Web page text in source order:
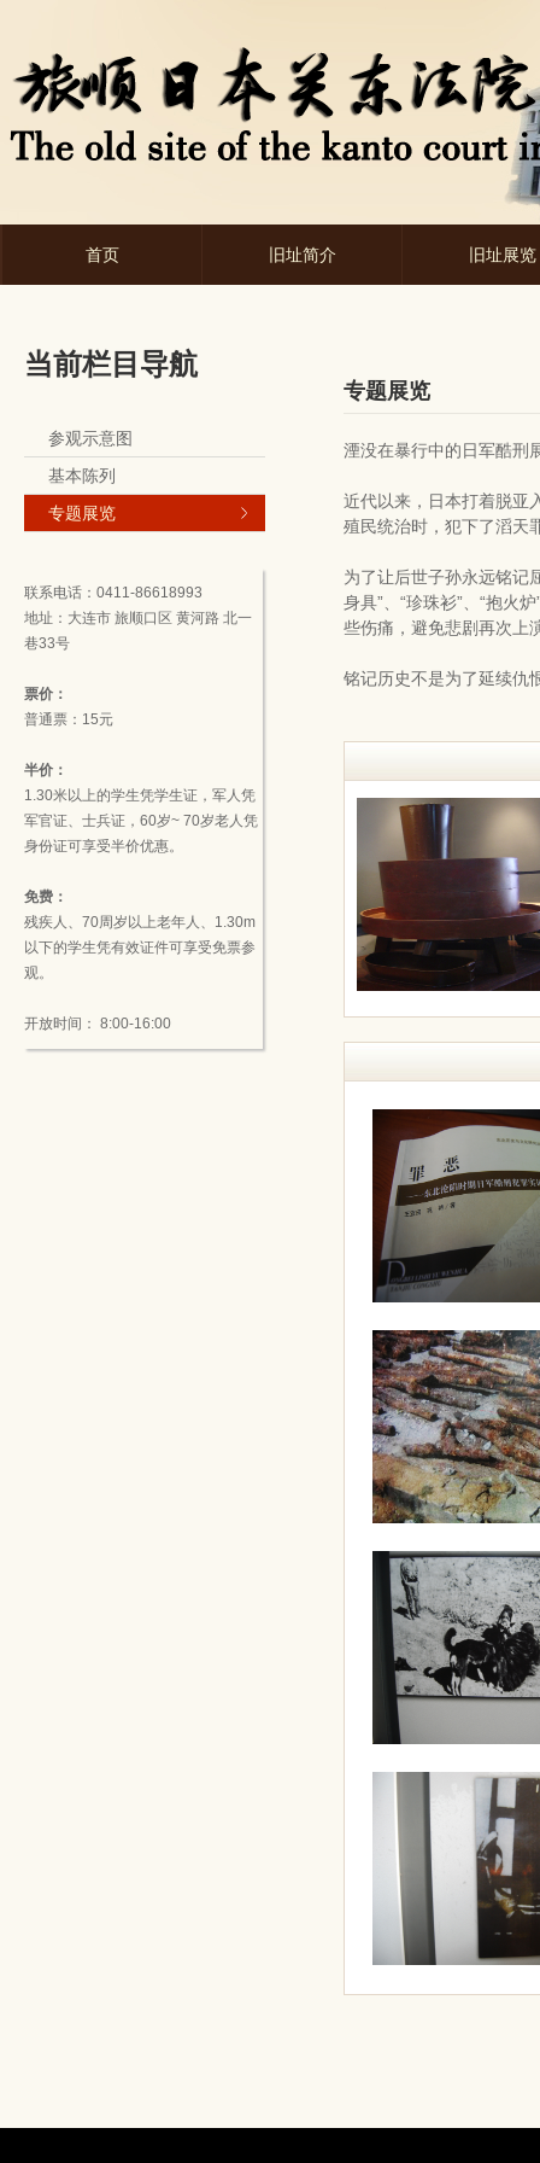
首页 旧址简介 旧址展览
当前栏目导航
参观示意图
基本陈列
专题展览
联系电话：0411-86618993
地址：大连市 旅顺口区 黄河路 北一
巷33号
票价：
普通票：15元
半价：
1.30米以上的学生凭学生证，军人凭
军官证、士兵证，60岁~ 70岁老人凭
身份证可享受半价优惠。
免费：
残疾人、70周岁以上老年人、1.30m
以下的学生凭有效证件可享受免票参
观。
开放时间： 8:00-16:00
专题展览
湮没在暴行中的日军酷刑
近代以来，日本打着脱亚
殖民统治时，犯下了滔天
为了让后世子孙永远铭记
身具”、“珍珠衫”、“抱火
些伤痛，避免悲剧再次上
铭记历史不是为了延续仇